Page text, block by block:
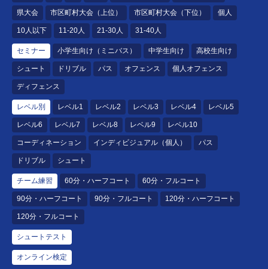
県大会 市区町村大会（上位） 市区町村大会（下位） 個人
10人以下 11-20人 21-30人 31-40人
セミナー 小学生向け（ミニバス） 中学生向け 高校生向け
シュート ドリブル パス オフェンス 個人オフェンス
ディフェンス
レベル別 レベル1 レベル2 レベル3 レベル4 レベル5
レベル6 レベル7 レベル8 レベル9 レベル10
コーディネーション インディビジュアル（個人） パス
ドリブル シュート
チーム練習 60分・ハーフコート 60分・フルコート
90分・ハーフコート 90分・フルコート 120分・ハーフコート
120分・フルコート
シュートテスト
オンライン検定